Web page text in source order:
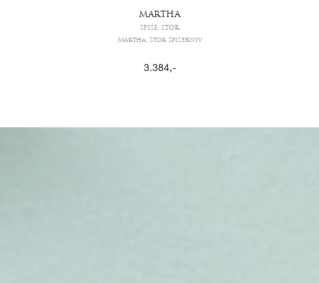
MARTHA
SPISE, STOR
Märtha, Stor Spisekniv
3.384,-